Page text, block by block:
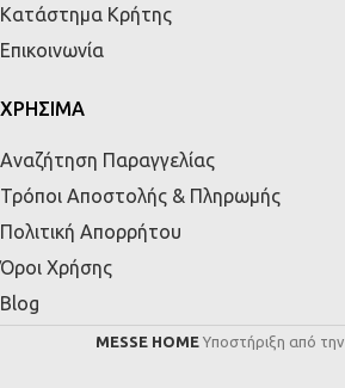
Κατάστημα Κρήτης
Επικοινωνία
ΧΡΗΣΙΜΑ
Αναζήτηση Παραγγελίας
Τρόποι Αποστολής & Πληρωμής
Πολιτική Απορρήτου
Όροι Χρήσης
Blog
MESSE HOME Υποστήριξη από την